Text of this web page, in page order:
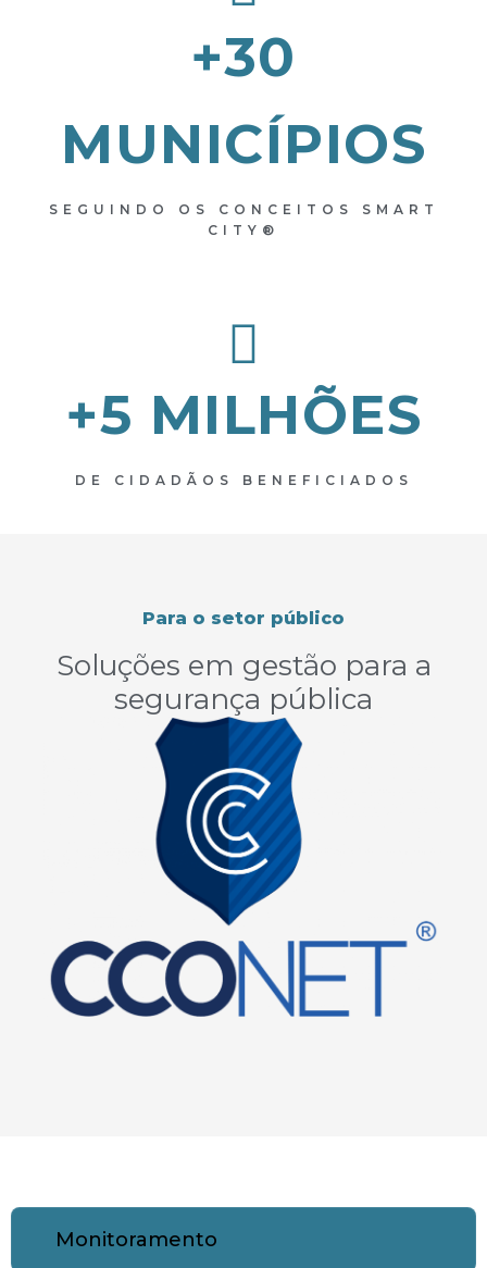
+30
MUNICÍPIOS
SEGUINDO OS CONCEITOS SMART
CITY®
+5 MILHÕES
DE CIDADÃOS BENEFICIADOS
Para o setor público
Soluções em gestão para a
segurança pública
Monitoramento